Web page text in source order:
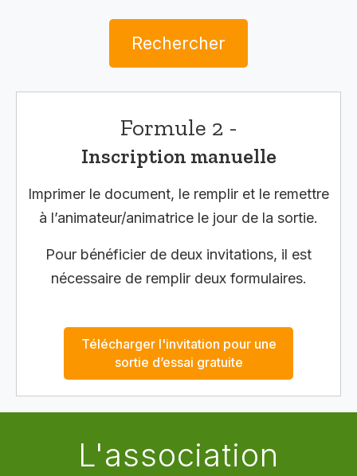
Rechercher
Formule 2 -
Inscription manuelle
Imprimer le document, le remplir et le remettre
à l’animateur/animatrice le jour de la sortie.
Pour bénéficier de deux invitations, il est
nécessaire de remplir deux formulaires.
Télécharger l'invitation pour une
sortie d’essai gratuite
L'association